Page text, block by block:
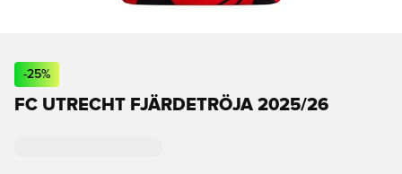
-25%
FC UTRECHT FJÄRDETRÖJA 2025/26